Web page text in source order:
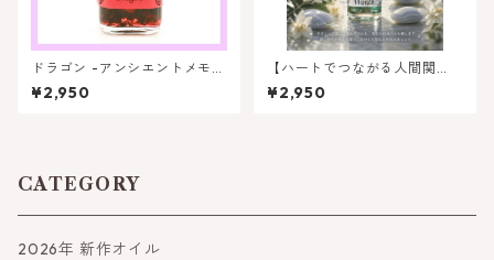
ドラゴン -アンシエントメモリ
ーオイル | よりパワーとエネル
ギーを加える
¥2,950
【ハートでつながる人間関
係】ソフトワーズ（やさしい
言葉)
¥2,950
CATEGORY
2026年 新作オイル